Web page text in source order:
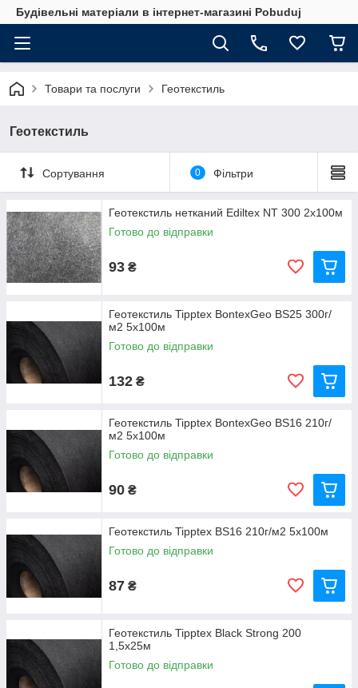
Будівельні матеріали в інтернет-магазині Pobuduj
Товари та послуги Геотекстиль
Геотекстиль
Сортування 0 Фільтри
Геотекстиль нетканий Ediltex NT 300 2x100м
Готово до відправки
93 ₴
Геотекстиль Tipptex BontexGeo BS25 300г/
м2 5x100м
Готово до відправки
132 ₴
Геотекстиль Tipptex BontexGeo BS16 210г/
м2 5x100м
Готово до відправки
90 ₴
Геотекстиль Tipptex BS16 210г/м2 5x100м
Готово до відправки
87 ₴
Геотекстиль Tipptex Black Strong 200
1,5x25м
Готово до відправки